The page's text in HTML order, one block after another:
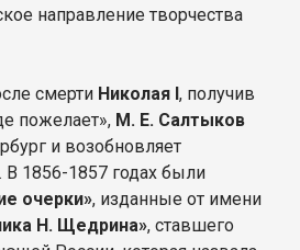
направление творчества
смерти Николая I, получив
пожелает», М. Е. Салтыков
и возобновляет
В 1856-1857 годах были
очерки», изданные от имени
Н. Щедрина», ставшего